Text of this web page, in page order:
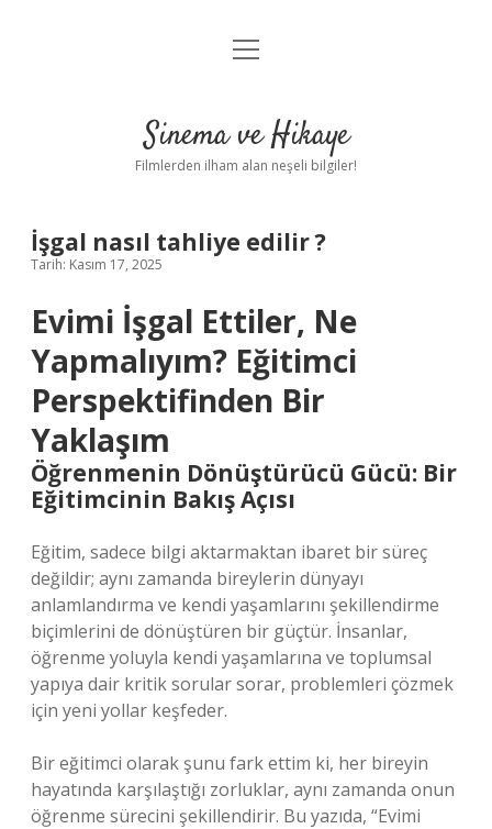
Gizlilik Politikası
Yasal Uyarı
menüyü
Sinema ve Hikaye
Filmlerden ilham alan neşeli bilgiler!
İşgal nasıl tahliye edilir ?
Tarih: Kasım 17, 2025
Evimi İşgal Ettiler, Ne
Yapmalıyım? Eğitimci
Perspektifinden Bir
Yaklaşım
Öğrenmenin Dönüştürücü Gücü: Bir
Eğitimcinin Bakış Açısı
Eğitim, sadece bilgi aktarmaktan ibaret bir süreç
değildir; aynı zamanda bireylerin dünyayı
anlamlandırma ve kendi yaşamlarını şekillendirme
biçimlerini de dönüştüren bir güçtür. İnsanlar,
öğrenme yoluyla kendi yaşamlarına ve toplumsal
yapıya dair kritik sorular sorar, problemleri çözmek
için yeni yollar keşfeder.
Bir eğitimci olarak şunu fark ettim ki, her bireyin
hayatında karşılaştığı zorluklar, aynı zamanda onun
öğrenme sürecini şekillendirir. Bu yazıda, “Evimi